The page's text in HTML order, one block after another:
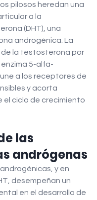
pilosos heredan una
a la
(DHT), una
androgénica. La
de la testosterona por
enzima 5-alfa-
a los receptores de
y acorta
el ciclo de crecimiento
las
andrógenas
y en
desempeñan un
en el desarrollo de